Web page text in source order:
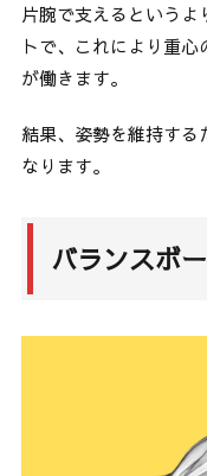
片腕で支えるという
トで、これにより重
が働きます。
結果、姿勢を維持する
なります。
バランスボ